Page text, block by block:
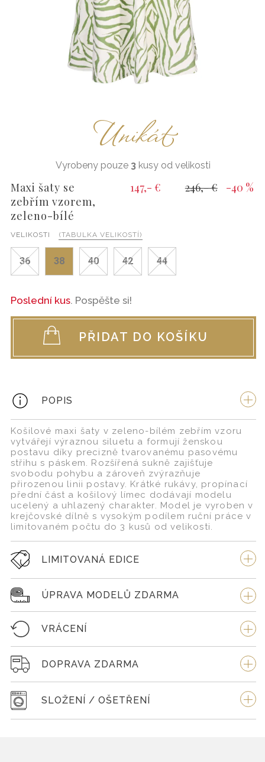
Unikát
Vyrobeny pouze 3 kusy od velikosti
Maxi šaty se
zebřím vzorem,
zeleno-bílé
147,- € 246,- € -40 %
VELIKOSTI (TABULKA VELIKOSTÍ)
36 38 40 42 44
Poslední kus. Pospěšte si!
PŘIDAT DO KOŠÍKU
POPIS
Košilové maxi šaty v zeleno-bílém zebřím vzoru
vytvářejí výraznou siluetu a formují ženskou
postavu díky precizně tvarovanému pasovému
střihu s páskem. Rozšířená sukně zajišťuje
svobodu pohybu a zároveň zvýrazňuje
přirozenou linii postavy. Krátké rukávy, propínací
přední část a košilový límec dodávají modelu
ucelený a uhlazený charakter. Model je vyroben v
krejčovské dílně s vysokým podílem ruční práce v
limitovaném počtu do 3 kusů od velikosti.
LIMITOVANÁ EDICE
ÚPRAVA MODELŮ ZDARMA
VRÁCENÍ
DOPRAVA ZDARMA
SLOŽENÍ / OŠETŘENÍ